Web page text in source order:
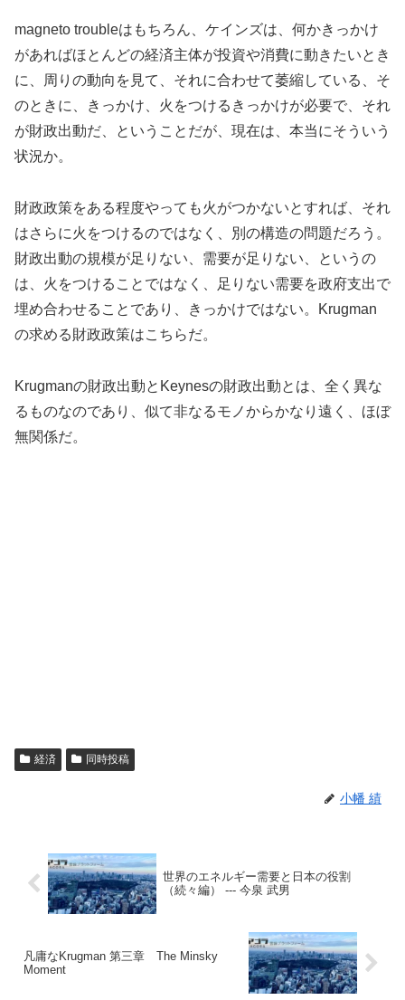
magneto troubleはもちろん、ケインズは、何かきっかけ
があればほとんどの経済主体が投資や消費に動きたいとき
に、周りの動向を見て、それに合わせて萎縮している、そ
のときに、きっかけ、火をつけるきっかけが必要で、それ
が財政出動だ、ということだが、現在は、本当にそういう
状況か。
財政政策をある程度やっても火がつかないとすれば、それ
はさらに火をつけるのではなく、別の構造の問題だろう。
財政出動の規模が足りない、需要が足りない、というの
は、火をつけることではなく、足りない需要を政府支出で
埋め合わせることであり、きっかけではない。Krugman
の求める財政政策はこちらだ。
Krugmanの財政出動とKeynesの財政出動とは、全く異な
るものなのであり、似て非なるモノからかなり遠く、ほぼ
無関係だ。
経済 同時投稿
小幡 績
世界のエネルギー需要と日本の役割
（続々編） --- 今泉 武男
凡庸なKrugman 第三章 The Minsky
Moment